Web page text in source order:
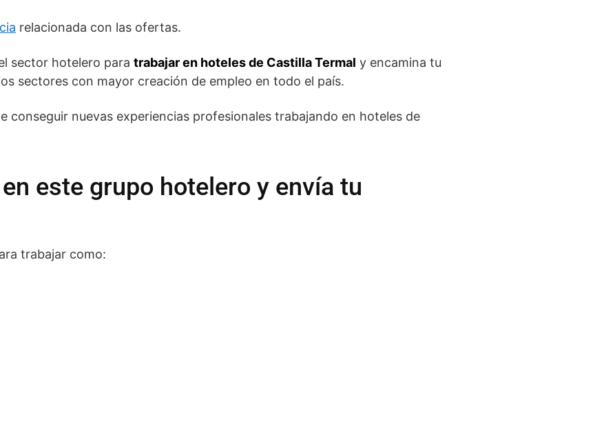
relacionada con las ofertas.
sector hotelero para trabajar en hoteles de Castilla Termal y encamina tu
sectores con mayor creación de empleo en todo el país.
conseguir nuevas experiencias profesionales trabajando en hoteles de
este grupo hotelero y envía tu
trabajar como: